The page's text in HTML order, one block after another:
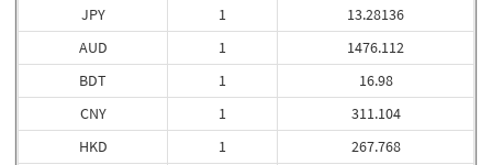
JPY
AUD
BDT
CNY
HKD
1
1
1
1
1
13.28136
1476.112
16.98
311.104
267.768